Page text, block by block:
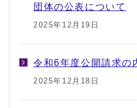
団体の公表について
2025年12月19日
令和6年度公開請求の
2025年12月18日